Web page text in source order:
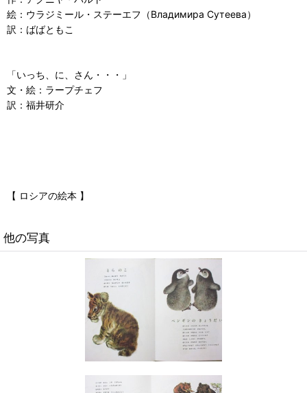
絵：ウラジミール・ステーエフ（Владимира Сутеева）
訳：ばばともこ
「いっち、に、さん・・・」
文・絵：ラープチェフ
訳：福井研介
【 ロシアの絵本 】
他の写真